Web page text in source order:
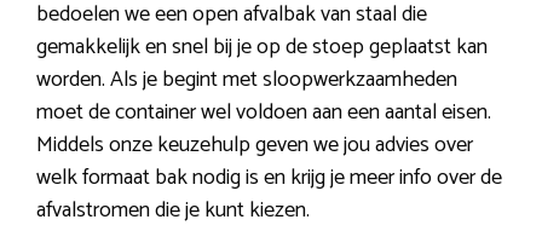
bedoelen we een open afvalbak van staal die
gemakkelijk en snel bij je op de stoep geplaatst kan
worden. Als je begint met sloopwerkzaamheden
moet de container wel voldoen aan een aantal eisen.
Middels onze keuzehulp geven we jou advies over
welk formaat bak nodig is en krijg je meer info over de
afvalstromen die je kunt kiezen.